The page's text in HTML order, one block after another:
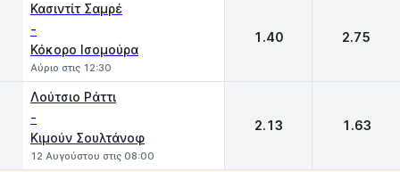
Κασιντίτ Σαμρέ
-
Κόκορο Ισομούρα
Αύριο στις 12:30
1.40 2.75
Λούτσιο Ράττι
-
Κιμούν Σουλτάνοφ
12 Αυγούστου στις 08:00
2.13 1.63